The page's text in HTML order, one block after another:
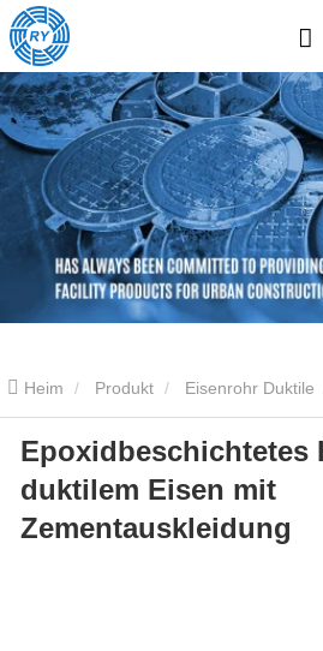
Heim Produkt Eisenrohr Duktile
ausgekleidetes duktiles Eisenrohr Epoxidbeschichtetes HFD-
Rohr aus duktilem Eisen mit
Epoxidbeschichtetes
duktilem Eisen mit
Zementauskleidung